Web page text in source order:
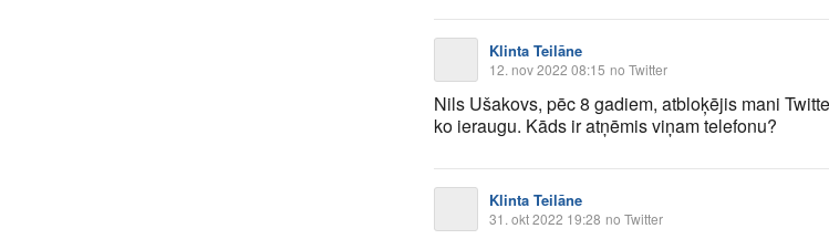
Klinta Teilāne
12. nov 2022 08:15 no Twitter
Nils Ušakovs, pēc 8 gadiem, atbloķējis mani
ko ieraugu. Kāds ir atņēmis viņam telefonu?
Klinta Teilāne
31. okt 2022 19:28 no Twitter